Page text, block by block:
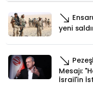
yeni
Mesajı:
İsrail'in